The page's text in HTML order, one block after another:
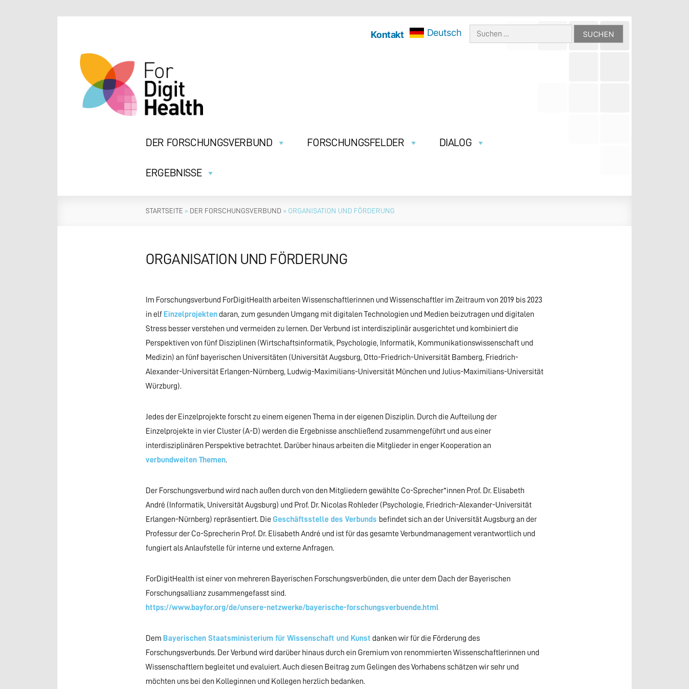
springen
Suchen
nach:
Kontakt Deutsch
DER FORSCHUNGSVERBUND FORSCHUNGSFELDER DIALOG
ERGEBNISSE
STARTSEITE » DER FORSCHUNGSVERBUND » ORGANISATION UND FÖRDERUNG
ORGANISATION UND FÖRDERUNG
Im Forschungsverbund ForDigitHealth arbeiten Wissenschaftlerinnen und Wissenschaftler im Zeitraum von 2019 bis 2023
in elf Einzelprojekten daran, zum gesunden Umgang mit digitalen Technologien und Medien beizutragen und digitalen
Stress besser verstehen und vermeiden zu lernen. Der Verbund ist interdisziplinär ausgerichtet und kombiniert die
Perspektiven von fünf Disziplinen (Wirtschaftsinformatik, Psychologie, Informatik, Kommunikationswissenschaft und
Medizin) an fünf bayerischen Universitäten (Universität Augsburg, Otto-Friedrich-Universität Bamberg, Friedrich-
Alexander-Universität Erlangen-Nürnberg, Ludwig-Maximilians-Universität München und Julius-Maximilians-Universität
Würzburg).
Jedes der Einzelprojekte forscht zu einem eigenen Thema in der eigenen Disziplin. Durch die Aufteilung der
Einzelprojekte in vier Cluster (A-D) werden die Ergebnisse anschließend zusammengeführt und aus einer
interdisziplinären Perspektive betrachtet. Darüber hinaus arbeiten die Mitglieder in enger Kooperation an
verbundweiten Themen.
Der Forschungsverbund wird nach außen durch von den Mitgliedern gewählte Co-Sprecher*innen Prof. Dr. Elisabeth
André (Informatik, Universität Augsburg) und Prof. Dr. Nicolas Rohleder (Psychologie, Friedrich-Alexander-Universität
Erlangen-Nürnberg) repräsentiert. Die Geschäftsstelle des Verbunds befindet sich an der Universität Augsburg an der
Professur der Co-Sprecherin Prof. Dr. Elisabeth André und ist für das gesamte Verbundmanagement verantwortlich und
fungiert als Anlaufstelle für interne und externe Anfragen.
ForDigitHealth ist einer von mehreren Bayerischen Forschungsverbünden, die unter dem Dach der Bayerischen
Forschungsallianz zusammengefasst sind.
https://www.bayfor.org/de/unsere-netzwerke/bayerische-forschungsverbuende.html
Dem Bayerischen Staatsministerium für Wissenschaft und Kunst danken wir für die Förderung des
Forschungsverbunds. Der Verbund wird darüber hinaus durch ein Gremium von renommierten Wissenschaftlerinnen und
Wissenschaftlern begleitet und evaluiert. Auch diesen Beitrag zum Gelingen des Vorhabens schätzen wir sehr und
möchten uns bei den Kolleginnen und Kollegen herzlich bedanken.